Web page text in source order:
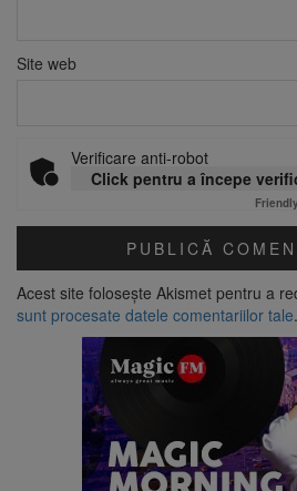
Site web
Verificare anti-robot
Click pentru a începe
Friendly
Acest site folosește Akismet pentru a
sunt procesate datele comentariilor tale.